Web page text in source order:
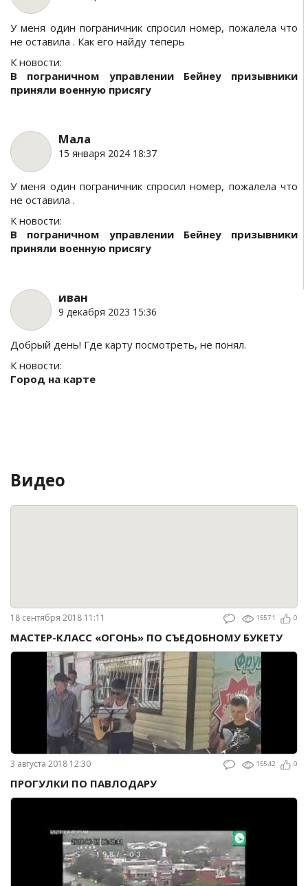
У меня один пограничник спросил номер, пожалела что
не оставила . Как его найду теперь
К новости:
В пограничном управлении Бейнеу призывники
приняли военную присягу
Мала
15 января 2024 18:37
У меня один пограничник спросил номер, пожалела что
не оставила .
К новости:
В пограничном управлении Бейнеу призывники
приняли военную присягу
иван
9 декабря 2023 15:36
Добрый день! Где карту посмотреть, не понял.
К новости:
Город на карте
Видео
18 сентября 2018 11:11 15571 0
МАСТЕР-КЛАСС «ОГОНЬ» ПО СЪЕДОБНОМУ БУКЕТУ
3 августа 2018 12:30 15542 0
ПРОГУЛКИ ПО ПАВЛОДАРУ